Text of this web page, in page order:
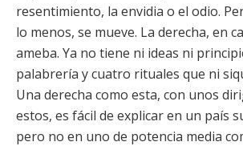
resentimiento, la envidia o el odio.
lo menos, se mueve. La derecha, en
ameba. Ya no tiene ni ideas ni
palabrería y cuatro rituales que ni
Una derecha como esta, con unos
estos, es fácil de explicar en un país
pero no en uno de potencia media